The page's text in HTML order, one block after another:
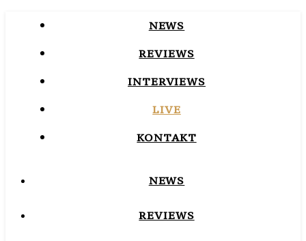
NEWS
REVIEWS
INTERVIEWS
LIVE
KONTAKT
NEWS
REVIEWS